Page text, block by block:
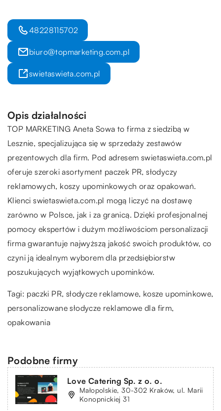
48228115702
biuro@topmarketing.com.pl
swietaswieta.com.pl
Opis działalności
TOP MARKETING Aneta Sowa to firma z siedzibą w
Lesznie, specjalizująca się w sprzedaży zestawów
prezentowych dla firm. Pod adresem swietaswieta.com.pl
oferuje szeroki asortyment paczek PR, słodyczy
reklamowych, koszy upominkowych oraz opakowań.
Klienci swietaswieta.com.pl mogą liczyć na dostawę
zarówno w Polsce, jak i za granicą. Dzięki profesjonalnej
pomocy ekspertów i dużym możliwościom personalizacji
firma gwarantuje najwyższą jakość swoich produktów, co
czyni ją idealnym wyborem dla przedsiębiorstw
poszukujących wyjątkowych upominków.
Tagi: paczki PR, słodycze reklamowe, kosze upominkowe,
personalizowane słodycze reklamowe dla firm,
opakowania
Podobne firmy
Love Catering Sp. z o. o.
Małopolskie, 30-302 Kraków, ul. Marii
Konopnickiej 31